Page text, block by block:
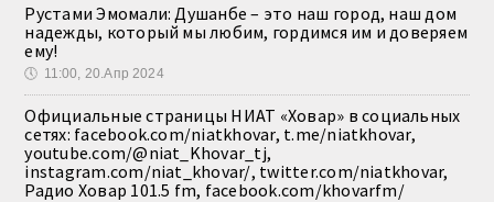
Рустами Эмомали: Душанбе – это наш город, наш дом
надежды, который мы любим, гордимся им и доверяем
ему!
🕔 11:00, 20.Апр 2024
Официальные страницы НИАТ «Ховар» в социальных
сетях: facebook.com/niatkhovar, t.me/niatkhovar,
youtube.com/@niat_Khovar_tj,
instagram.com/niat_khovar/, twitter.com/niatkhovar,
Радио Ховар 101.5 fm, facebook.com/khovarfm/